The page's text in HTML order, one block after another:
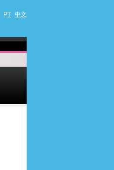
PT 中文